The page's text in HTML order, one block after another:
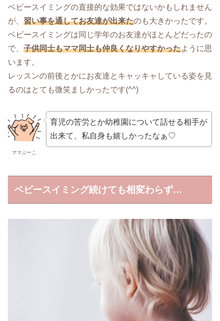
ベビースイミングの直接的な効果ではないかもしれません
が、 習い事を通してお友達が出来たのも大きかったです。
ベビースイミングは同じ学年のお友達がほとんどだったの
で、 子供同士もママ同士も仲良くなりやすかったように思
います。
レッスンの前後とかにお友達とキャッキャしている姿を見
るのはとても微笑ましかったです(^^)
ママぶーこ
育児の苦労とか幼稚園について話せる相手が
出来て、私自身も嬉しかったなぁ♡
ベビースイミング続けても相変わらず…